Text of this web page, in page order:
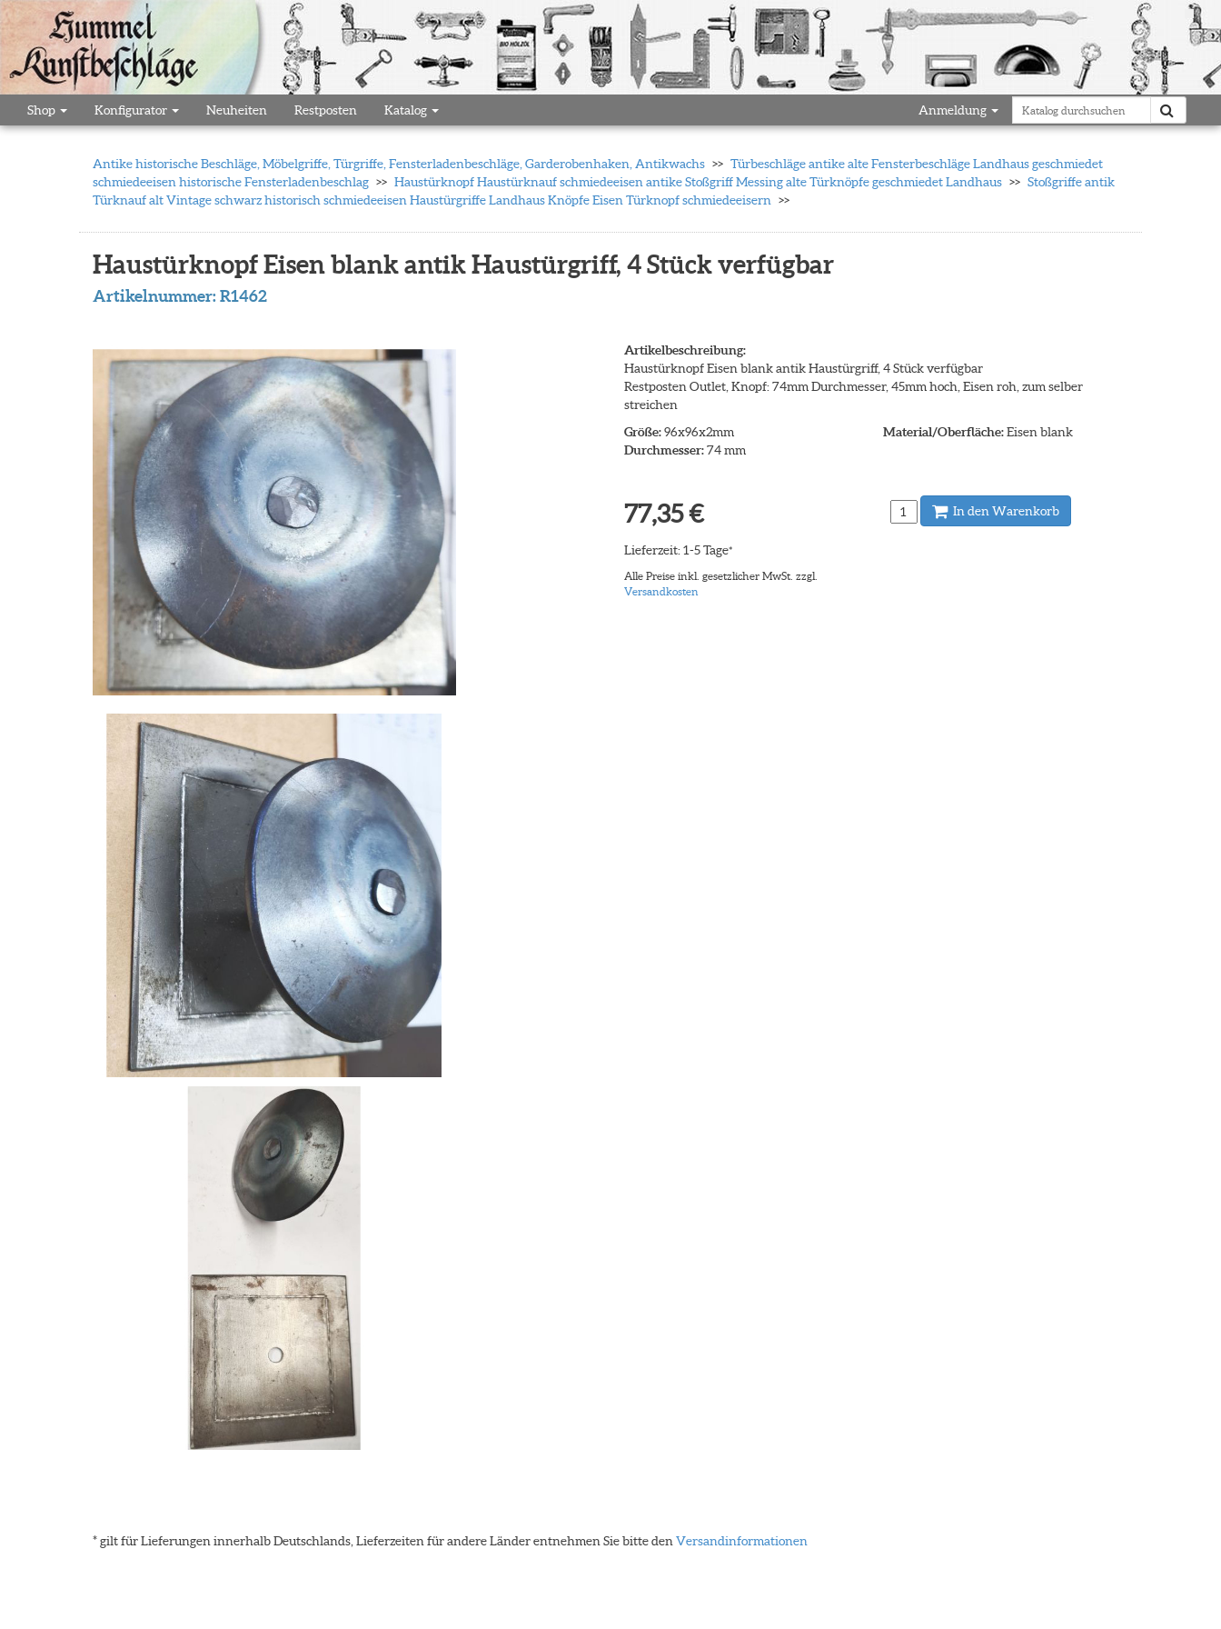
Shop Konfigurator Neuheiten Restposten Katalog Anmeldung
Antike historische Beschläge, Möbelgriffe, Türgriffe, Fensterladenbeschläge, Garderobenhaken, Antikwachs
Türbeschläge antike alte Fensterbeschläge Landhaus geschmiedet
schmiedeeisen historische Fensterladenbeschlag
Haustürknopf Haustürknauf schmiedeeisen antike Stoßgriff Messing alte Türknöpfe geschmiedet Landhaus
Stoßgriffe antik
Türknauf alt Vintage schwarz historisch schmiedeeisen Haustürgriffe Landhaus Knöpfe Eisen Türknopf schmiedeeisern
Haustürknopf Eisen blank antik Haustürgriff, 4 Stück verfügbar
Artikelnummer:R1462
Artikelbeschreibung:
Haustürknopf Eisen blank antik Haustürgriff, 4 Stück verfügbar
Restposten Outlet, Knopf: 74mm Durchmesser, 45mm hoch, Eisen roh, zum selber
streichen
Größe:96x96x2mm
Durchmesser:74 mm
Material/Oberfläche:Eisen blank
77,35 €
Lieferzeit: 1-5 Tage*
Alle Preise inkl. gesetzlicher MwSt. zzgl.
Versandkosten
In den Warenkorb
* gilt für Lieferungen innerhalb Deutschlands, Lieferzeiten für andere Länder entnehmen Sie bitte den Versandinformationen